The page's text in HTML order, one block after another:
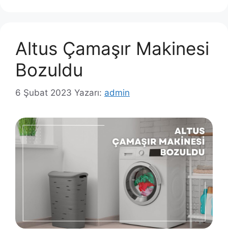
Altus Çamaşır Makinesi
Bozuldu
6 Şubat 2023 Yazarı: admin